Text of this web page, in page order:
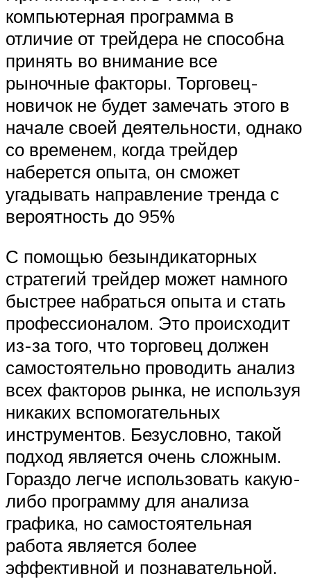
компьютерная программа в
отличие от трейдера не способна
принять во внимание все
рыночные факторы. Торговец-
новичок не будет замечать этого в
начале своей деятельности, однако
со временем, когда трейдер
наберется опыта, он сможет
угадывать направление тренда с
вероятность до 95%
С помощью безындикаторных
стратегий трейдер может намного
быстрее набраться опыта и стать
профессионалом. Это происходит
из-за того, что торговец должен
самостоятельно проводить анализ
всех факторов рынка, не используя
никаких вспомогательных
инструментов. Безусловно, такой
подход является очень сложным.
Гораздо легче использовать какую-
либо программу для анализа
графика, но самостоятельная
работа является более
эффективной и познавательной.